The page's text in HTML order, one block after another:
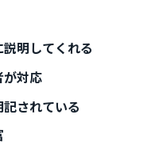
明してくれる
が対応
されている